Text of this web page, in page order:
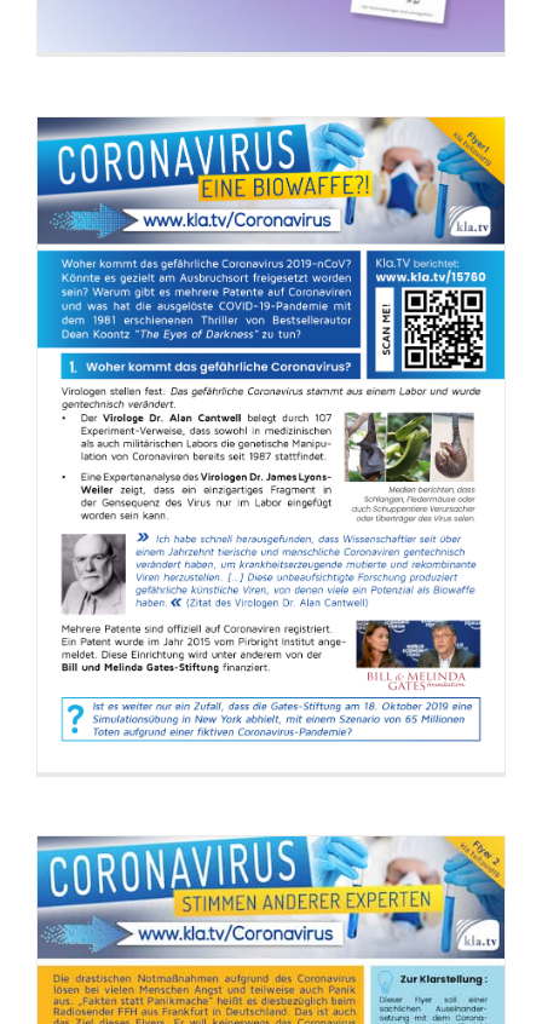
Flyer: Coronavirus – Stimmen anderer
Experten